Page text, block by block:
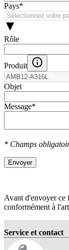
Pays*
Rôle
Produit
Objet
Message*
* Champs
Envoyer
Avant d'envoyer
conformément à
Service et contact